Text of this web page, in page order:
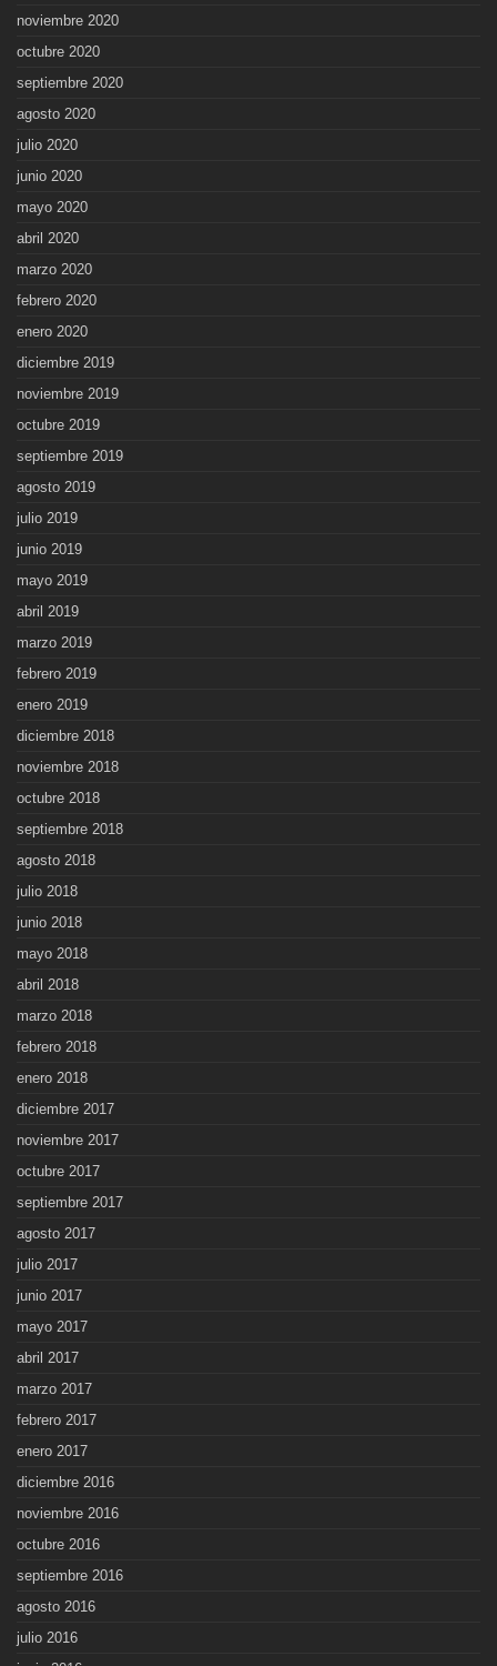
noviembre 2020
octubre 2020
septiembre 2020
agosto 2020
julio 2020
junio 2020
mayo 2020
abril 2020
marzo 2020
febrero 2020
enero 2020
diciembre 2019
noviembre 2019
octubre 2019
septiembre 2019
agosto 2019
julio 2019
junio 2019
mayo 2019
abril 2019
marzo 2019
febrero 2019
enero 2019
diciembre 2018
noviembre 2018
octubre 2018
septiembre 2018
agosto 2018
julio 2018
junio 2018
mayo 2018
abril 2018
marzo 2018
febrero 2018
enero 2018
diciembre 2017
noviembre 2017
octubre 2017
septiembre 2017
agosto 2017
julio 2017
junio 2017
mayo 2017
abril 2017
marzo 2017
febrero 2017
enero 2017
diciembre 2016
noviembre 2016
octubre 2016
septiembre 2016
agosto 2016
julio 2016